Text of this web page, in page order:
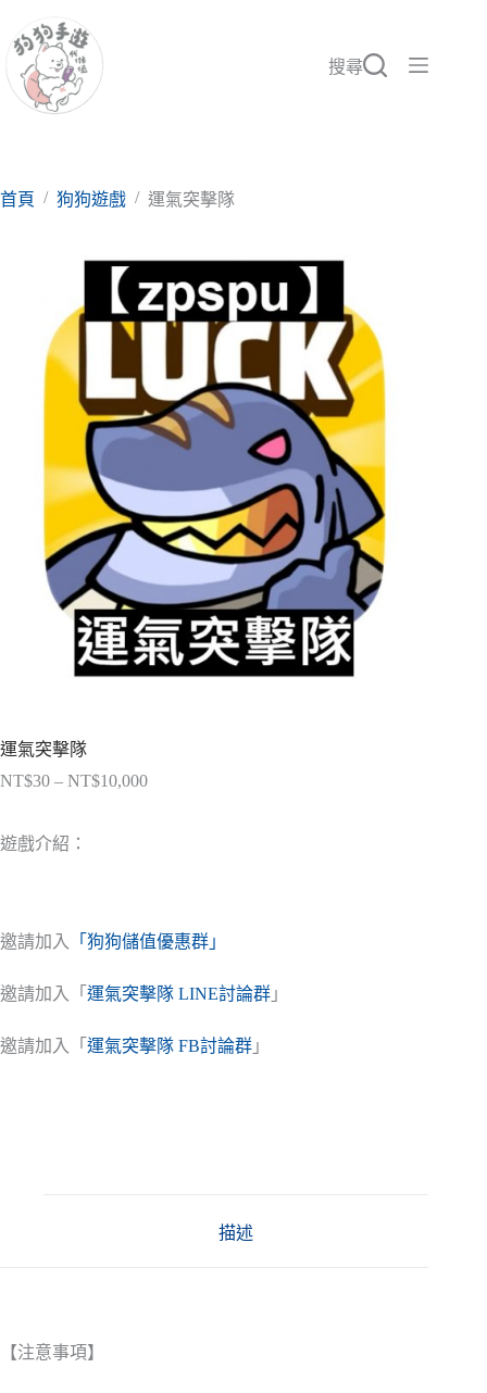
至
要
搜尋
首頁 / 狗狗遊戲 / 運氣突擊隊
運氣突擊隊
NT$30 – NT$10,000價
NT$10,000
遊戲介紹：
邀請加入 「狗狗儲值優惠群」
邀請加入「 運氣突擊隊 LINE討論群 」
邀請加入「 運氣突擊隊 FB討論群 」
描述
【注意事項】